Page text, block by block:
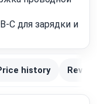
для зарядки и
history